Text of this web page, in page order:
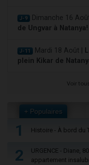
J-9 Dimanche 16 Août
de Ungvar à Natanya!
J-11 Mardi 18 Août |
plein Kikar de
Voir
+ Populaires
1 Histoire - À bord du
2
URGENCE - Diane,
appartement